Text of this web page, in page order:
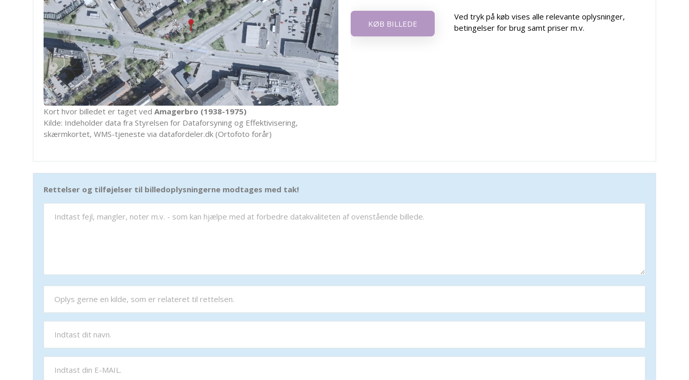
Kort hvor billedet er taget ved Amagerbro (1938-1975)
Kilde: Indeholder data fra Styrelsen for Dataforsyning og Effektivisering,
skærmkortet, WMS-tjeneste via datafordeler.dk (Ortofoto forår)
KØB BILLEDE
Ved tryk på køb vises alle relevante oplysninger,
betingelser for brug samt priser m.v.
Rettelser og tilføjelser til billedoplysningerne modtages med tak!